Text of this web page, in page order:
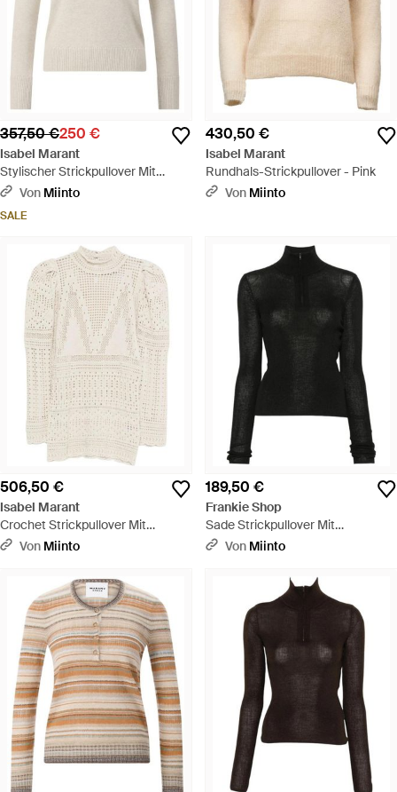
357,50 €250 €
Isabel Marant
Stylischer Strickpullover Mit
Kragen - Weiß
Von Miinto
SALE
430,50 €
Isabel Marant
Rundhals-Strickpullover - Pink
Von Miinto
506,50 €
Isabel Marant
Crochet Strickpullover Mit
Stehkragen - Weiß
Von Miinto
189,50 €
Frankie Shop
Sade Strickpullover Mit
Reißverschluss - Schwarz
Von Miinto